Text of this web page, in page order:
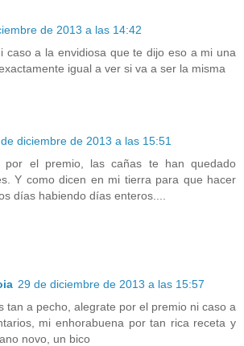
de 2013 a las 14:42
caso a la envidiosa que te dijo eso a mi una
igual a ver si va a ser la misma
diciembre de 2013 a las 15:51
por el premio, las cañas te han quedado
Y como dicen en mi tierra para que hacer
días habiendo días enteros....
29 de diciembre de 2013 a las 15:57
tan a pecho, alegrate por el premio ni caso a
mi enhorabuena por tan rica receta y
novo, un bico